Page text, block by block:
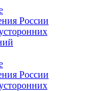
России
России